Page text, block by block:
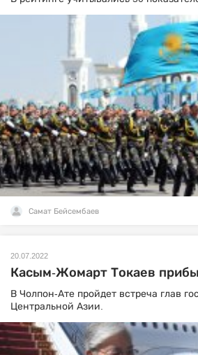
Самат Бейсембаев
20.07.2022
Касым-Жомарт Токаев
В Чолпон-Ате пройдет встреча глав
Центральной Азии.